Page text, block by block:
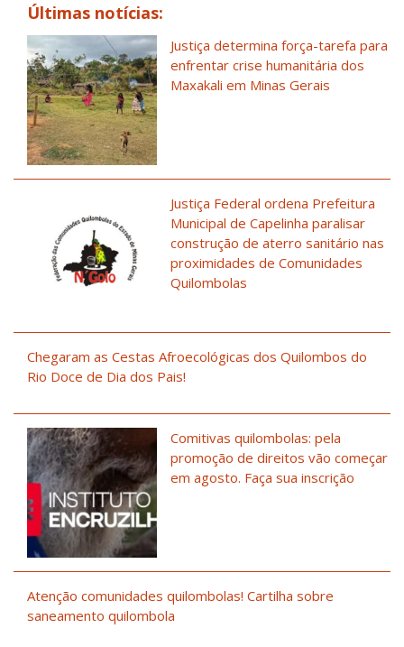
Últimas notícias:
Justiça determina força-tarefa para
enfrentar crise humanitária dos
Maxakali em Minas Gerais
Justiça Federal ordena Prefeitura
Municipal de Capelinha paralisar
construção de aterro sanitário nas
proximidades de Comunidades
Quilombolas
Chegaram as Cestas Afroecológicas dos Quilombos do
Rio Doce de Dia dos Pais!
Comitivas quilombolas: pela
promoção de direitos vão começar
em agosto. Faça sua inscrição
Atenção comunidades quilombolas! Cartilha sobre
saneamento quilombola